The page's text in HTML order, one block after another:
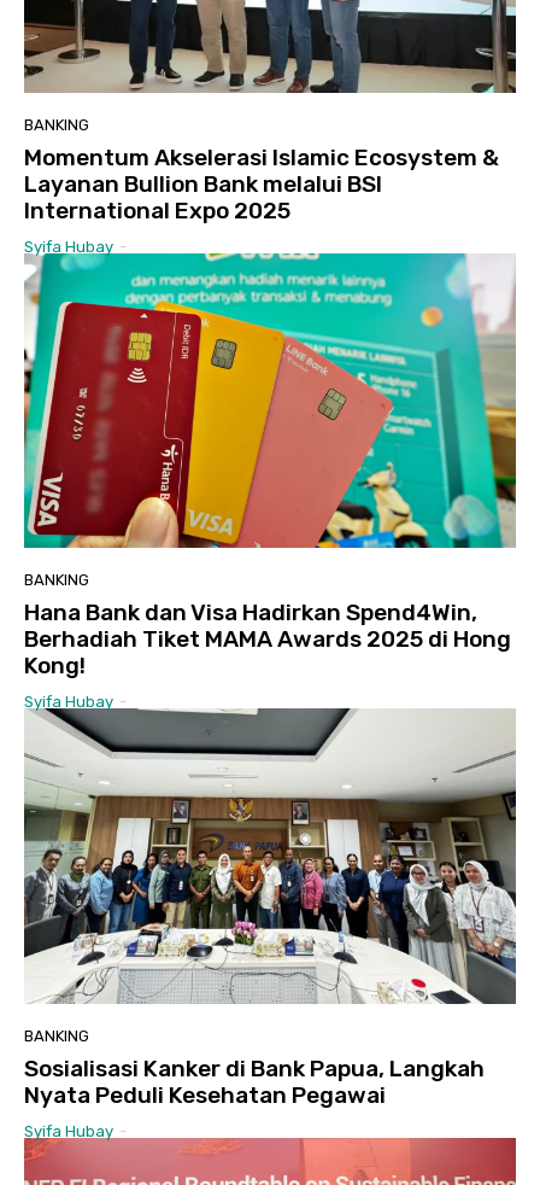
BANKING
Momentum Akselerasi Islamic Ecosystem &
Layanan Bullion Bank melalui BSI
International Expo 2025
Syifa Hubay -
BANKING
Hana Bank dan Visa Hadirkan Spend4Win,
Berhadiah Tiket MAMA Awards 2025 di Hong
Kong!
Syifa Hubay -
BANKING
Sosialisasi Kanker di Bank Papua, Langkah
Nyata Peduli Kesehatan Pegawai
Syifa Hubay -